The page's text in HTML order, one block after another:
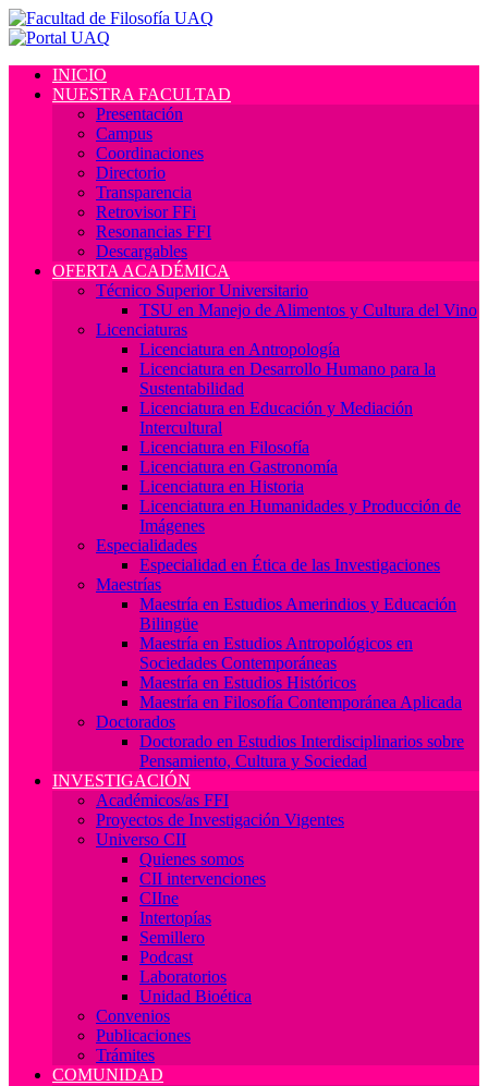
INICIO
NUESTRA FACULTAD
Presentación
Campus
Coordinaciones
Directorio
Transparencia
Retrovisor FFi
Resonancias FFI
Descargables
OFERTA ACADÉMICA
Técnico Superior Universitario
TSU en Manejo de Alimentos y Cultura del Vino
Licenciaturas
Licenciatura en Antropología
Licenciatura en Desarrollo Humano para la
Sustentabilidad
Licenciatura en Educación y Mediación
Intercultural
Licenciatura en Filosofía
Licenciatura en Gastronomía
Licenciatura en Historia
Licenciatura en Humanidades y Producción de
Imágenes
Especialidades
Especialidad en Ética de las Investigaciones
Maestrías
Maestría en Estudios Amerindios y Educación
Bilingüe
Maestría en Estudios Antropológicos en
Sociedades Contemporáneas
Maestría en Estudios Históricos
Maestría en Filosofía Contemporánea Aplicada
Doctorados
Doctorado en Estudios Interdisciplinarios sobre
Pensamiento, Cultura y Sociedad
INVESTIGACIÓN
Académicos/as FFI
Proyectos de Investigación Vigentes
Universo CII
Quienes somos
CII intervenciones
CIIne
Intertopías
Semillero
Podcast
Laboratorios
Unidad Bioética
Convenios
Publicaciones
Trámites
COMUNIDAD